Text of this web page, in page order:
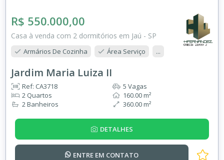
R$ 550.000,00
Casa à venda com 2 dormitórios em Jaú - SP
Armários De Cozinha Área Serviço ...
Jardim Maria Luiza II
Ref: CA3718
2 Quartos
2 Banheiros
5 Vagas
160.00 m²
360.00 m²
DETALHES
ENTRE EM CONTATO